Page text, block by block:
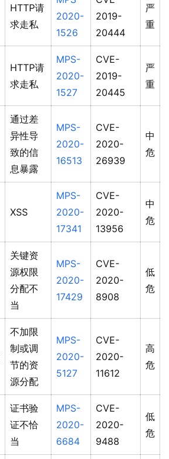
HTTP请
求走私
2020-
1526
2019-
20444
严
重
HTTP请
求走私
MPS-
2020-
1527
CVE-
2019-
20445
严
重
通过差
异性导
致的信
息暴露
MPS-
2020-
16513
CVE-
2020-
26939
中
危
XSS
MPS-
2020-
17341
CVE-
2020-
13956
中
危
关键资
源权限
分配不
当
MPS-
2020-
17429
CVE-
2020-
8908
低
危
不加限
制或调
节的资
源分配
MPS-
2020-
5127
CVE-
2020-
11612
高
危
证书验
证不恰
当
MPS-
2020-
6684
CVE-
2020-
9488
低
危